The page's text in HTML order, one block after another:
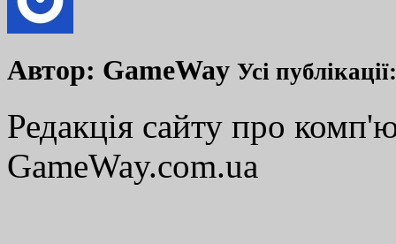
Автор: GameWay Усі
Редакція сайту про
GameWay.com.ua